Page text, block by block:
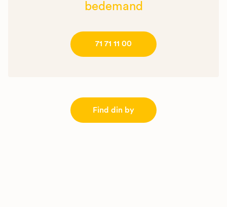
bedemand
71 71 11 00
Find din by